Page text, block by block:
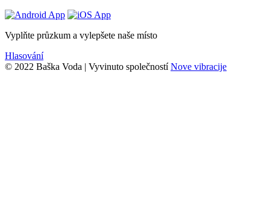
Vyplňte průzkum a vylepšete naše místo
Hlasování
© 2022 Baška Voda | Vyvinuto společnostíNove vibracije